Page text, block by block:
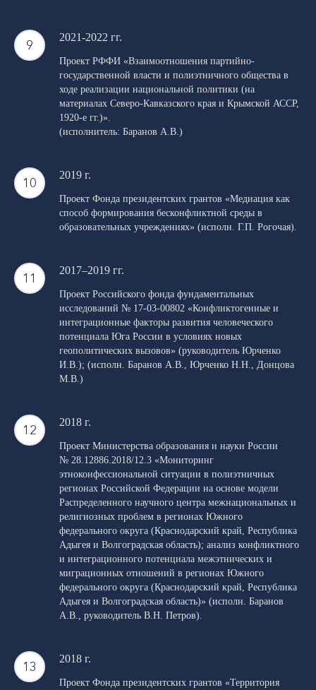
2021-2022 гг.
Проект РФФИ «Взаимоотношения партийно-
государственной власти и полиэтничного общества в
ходе реализации национальной политики (на
материалах Северо-Кавказского края и Крымской АССР,
1920-е гг.)».
(исполнитель: Баранов А.В.)
2019 г.
Проект Фонда президентских грантов «Медиация как
способ формирования бесконфликтной среды в
образовательных учреждениях» (исполн. Г.П. Рогочая).
2017–2019 гг.
Проект Российского фонда фундаментальных
исследований № 17-03-00802 «Конфликтогенные и
интеграционные факторы развития человеческого
потенциала Юга России в условиях новых
геополитических вызовов» (руководитель Юрченко
И.В.); (исполн. Баранов А.В., Юрченко Н.Н., Донцова
М.В.)
2018 г.
Проект Министерства образования и науки России
№ 28.12886.2018/12.3 «Мониторинг
этноконфессиональной ситуации в полиэтничных
регионах Российской Федерации на основе модели
Распределенного научного центра межнациональных и
религиозных проблем в регионах Южного
федерального округа (Краснодарский край, Республика
Адыгея и Волгоградская область); анализ конфликтного
и интеграционного потенциала межэтнических и
миграционных отношений в регионах Южного
федерального округа (Краснодарский край, Республика
Адыгея и Волгоградская область)» (исполн. Баранов
А.В., руководитель В.Н. Петров).
2018 г.
Проект Фонда президентских грантов «Территория